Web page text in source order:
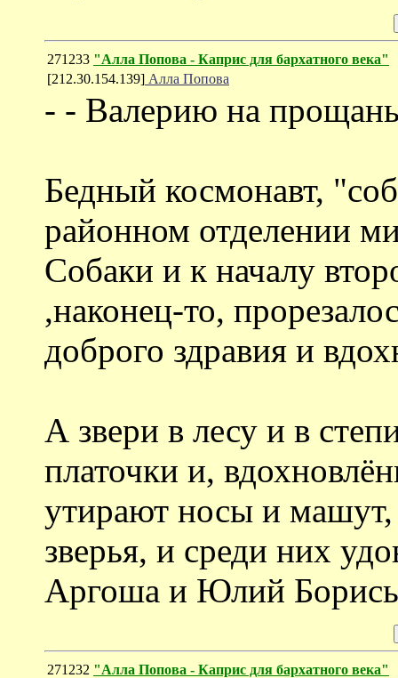
271233 "Алла Попова - Каприс для бархатного века"
[212.30.154.139] Алла Попова
- - Валерию на
Бедный космонавт,
районном отделении
Собаки и к началу
,наконец-то,
доброго здравия и
А звери в лесу и в
платочки и,
утирают носы и
зверья, и среди них
Аргоша и Юлий
271232 "Алла Попова - Каприс для бархатного века"